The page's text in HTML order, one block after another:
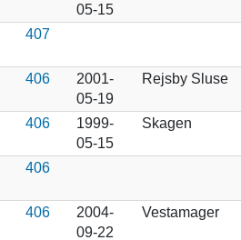
05-15
407
406
2001-
05-19
Rejsby Sluse
406
1999-
05-15
Skagen
406
406
2004-
09-22
Vestamager